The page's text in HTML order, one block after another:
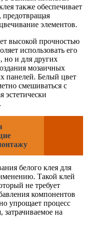
также обеспечивает
предотвращая
элементов.
высокой прочностью
использовать его
но и для других
мозаичных
панелей. Белый цвет
смешиваться с
эстетически
белого клея для
Такой клей
не требует
компонентов
упрощает процесс
на